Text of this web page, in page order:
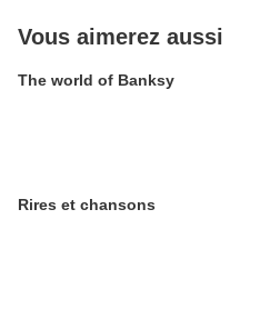
Vous aimerez aussi
The world of Banksy
Rires et chansons